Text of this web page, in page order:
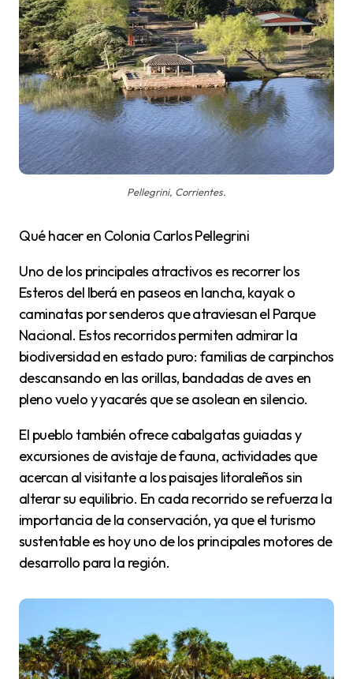
Pellegrini, Corrientes.
Qué hacer en Colonia Carlos Pellegrini
Uno de los principales atractivos es recorrer los
Esteros del Iberá en paseos en lancha, kayak o
caminatas por senderos que atraviesan el Parque
Nacional. Estos recorridos permiten admirar la
biodiversidad en estado puro: familias de carpinchos
descansando en las orillas, bandadas de aves en
pleno vuelo y yacarés que se asolean en silencio.
El pueblo también ofrece cabalgatas guiadas y
excursiones de avistaje de fauna, actividades que
acercan al visitante a los paisajes litoraleños sin
alterar su equilibrio. En cada recorrido se refuerza la
importancia de la conservación, ya que el turismo
sustentable es hoy uno de los principales motores de
desarrollo para la región.